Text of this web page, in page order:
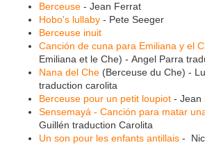
Berceuse - Jean Ferrat
Hobo's lullaby - Pete Seeger
Berceuse inuit
Canción de cuna para Emiliana y el
Emiliana et le Che) - Angel Parra
Nana del Che (Berceuse du Che) -
traduction carolita
Berceuse pour un petit loupiot - Jean
Sensemayá - Canción para matar
Guillén traduction Carolita
Un son pour les enfants antillais -